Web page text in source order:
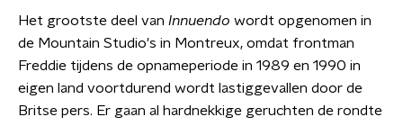
Het grootste deel van Innuendo wordt opgenomen in
de Mountain Studio's in Montreux, omdat frontman
Freddie tijdens de opnameperiode in 1989 en 1990 in
eigen land voortdurend wordt lastiggevallen door de
Britse pers. Er gaan al hardnekkige geruchten de rondte